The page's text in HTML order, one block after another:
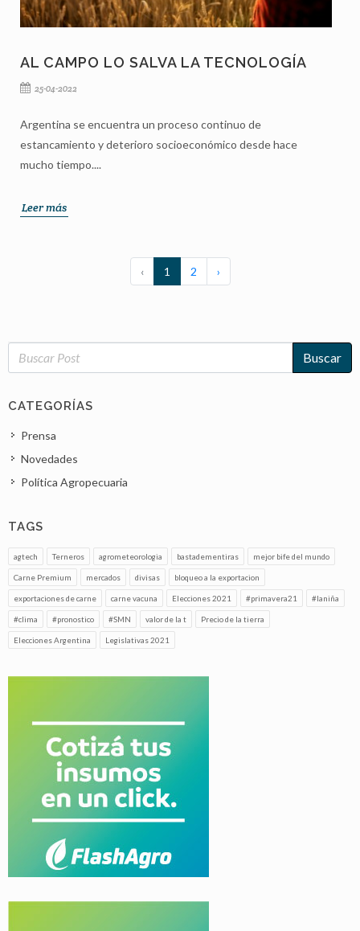
AL CAMPO LO SALVA LA TECNOLOGÍA
25-04-2022
Argentina se encuentra un proceso continuo de
estancamiento y deterioro socioeconómico desde hace
mucho tiempo....
Leer más
‹ 1 2 ›
Buscar
CATEGORÍAS
Prensa
Novedades
Política Agropecuaria
TAGS
agtech Terneros agrometeorologia bastadementiras mejor bife del mundo
Carne Premium mercados divisas bloqueo a la exportacion
exportaciones de carne carne vacuna Elecciones 2021 #primavera21 #laniña
#clima #pronostico #SMN valor de la t Precio de la tierra
Elecciones Argentina Legislativas 2021